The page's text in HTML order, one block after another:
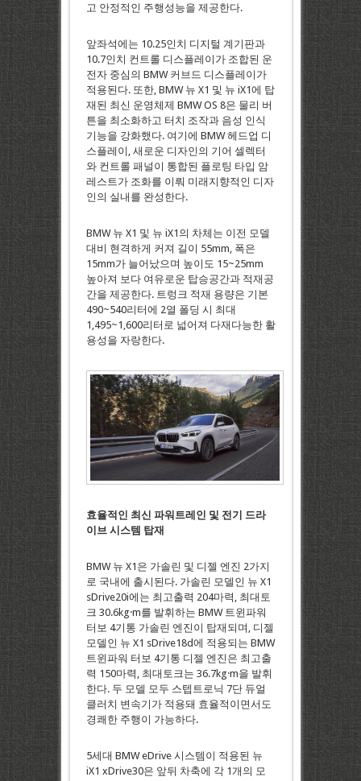
고 안정적인 주행성능을 제공한다.
앞좌석에는 10.25인치 디지털 계기판과
10.7인치 컨트롤 디스플레이가 조합된 운
전자 중심의 BMW 커브드 디스플레이가
적용된다. 또한, BMW 뉴 X1 및 뉴 iX1에 탑
재된 최신 운영체제 BMW OS 8은 물리 버
튼을 최소화하고 터치 조작과 음성 인식
기능을 강화했다. 여기에 BMW 헤드업 디
스플레이, 새로운 디자인의 기어 셀렉터
와 컨트롤 패널이 통합된 플로팅 타입 암
레스트가 조화를 이뤄 미래지향적인 디자
인의 실내를 완성한다.
BMW 뉴 X1 및 뉴 iX1의 차체는 이전 모델
대비 현격하게 커져 길이 55mm, 폭은
15mm가 늘어났으며 높이도 15~25mm
높아져 보다 여유로운 탑승공간과 적재공
간을 제공한다. 트렁크 적재 용량은 기본
490~540리터에 2열 폴딩 시 최대
1,495~1,600리터로 넓어져 다재다능한 활
용성을 자랑한다.
효율적인 최신 파워트레인 및 전기 드라
이브 시스템 탑재
BMW 뉴 X1은 가솔린 및 디젤 엔진 2가지
로 국내에 출시된다. 가솔린 모델인 뉴 X1
sDrive20i에는 최고출력 204마력, 최대토
크 30.6kg·m를 발휘하는 BMW 트윈파워
터보 4기통 가솔린 엔진이 탑재되며, 디젤
모델인 뉴 X1 sDrive18d에 적용되는 BMW
트윈파워 터보 4기통 디젤 엔진은 최고출
력 150마력, 최대토크는 36.7kg·m을 발휘
한다. 두 모델 모두 스텝트로닉 7단 듀얼
클러치 변속기가 적용돼 효율적이면서도
경쾌한 주행이 가능하다.
5세대 BMW eDrive 시스템이 적용된 뉴
iX1 xDrive30은 앞뒤 차축에 각 1개의 모